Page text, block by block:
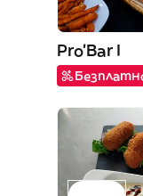
Pro'Bar I